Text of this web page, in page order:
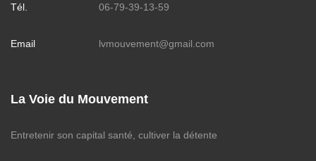
Tél. 06-79-39-13-59
Email lvmouvement@gmail.com
La Voie du Mouvement
Entretenir son capital santé, cultiver la détente